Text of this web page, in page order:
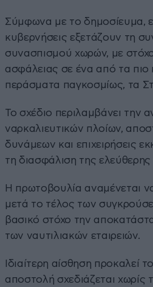
Σύμφωνα με το δημοσίευμα,
κυβερνήσεις εξετάζουν τη
συνασπισμού χωρών, με
ασφάλειας σε ένα από τα πιο
περάσματα παγκοσμίως, τα
Το σχέδιο περιλαμβάνει την
ναρκαλιευτικών πλοίων,
δυνάμεων και επιχειρήσεις
τη διασφάλιση της ελεύθερης
Η πρωτοβουλία αναμένεται
μετά το τέλος των
βασικό στόχο την
των ναυτιλιακών εταιρειών.
Ιδιαίτερη αίσθηση προκαλεί
αποστολή σχεδιάζεται χωρίς